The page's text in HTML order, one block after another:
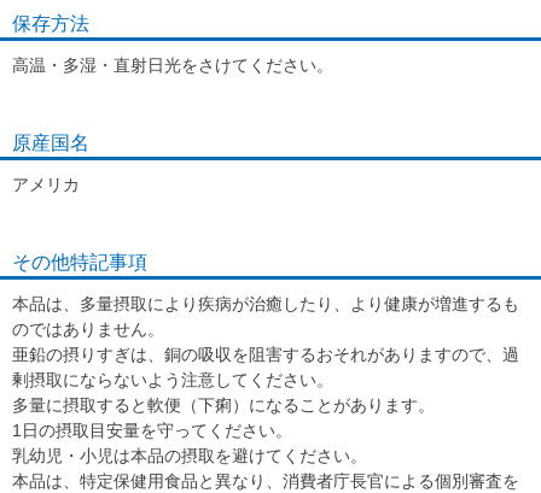
保存方法
高温・多湿・直射日光をさけてください。
原産国名
アメリカ
その他特記事項
本品は、多量摂取により疾病が治癒したり、より健康が増進するも
のではありません。
亜鉛の摂りすぎは、銅の吸収を阻害するおそれがありますので、過
剰摂取にならないよう注意してください。
多量に摂取すると軟便（下痢）になることがあります。
1日の摂取目安量を守ってください。
乳幼児・小児は本品の摂取を避けてください。
本品は、特定保健用食品と異なり、消費者庁長官による個別審査を